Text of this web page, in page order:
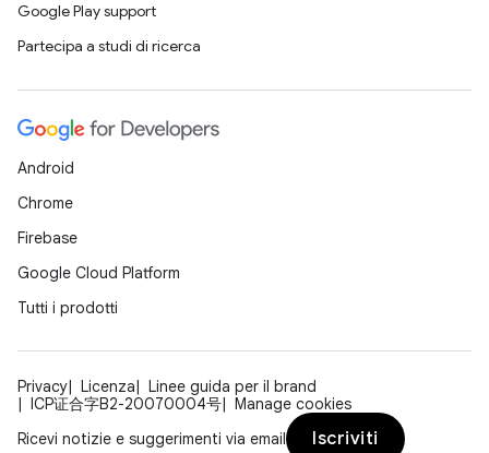
Google Play support
Partecipa a studi di ricerca
Android
Chrome
Firebase
Google Cloud Platform
Tutti i prodotti
Privacy Licenza
Linee guida per il brand
ICP证合字B2-20070004号
Manage cookies
Ricevi notizie e suggerimenti via email
Iscriviti